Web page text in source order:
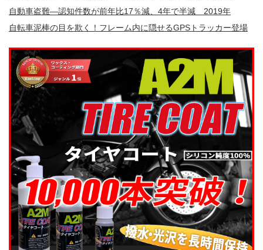
自動車盗難—認知件数が前年比17％減、4年で半減 2019年
自転車泥棒の目を欺く！フレーム内に隠せるGPSトラッカー登場